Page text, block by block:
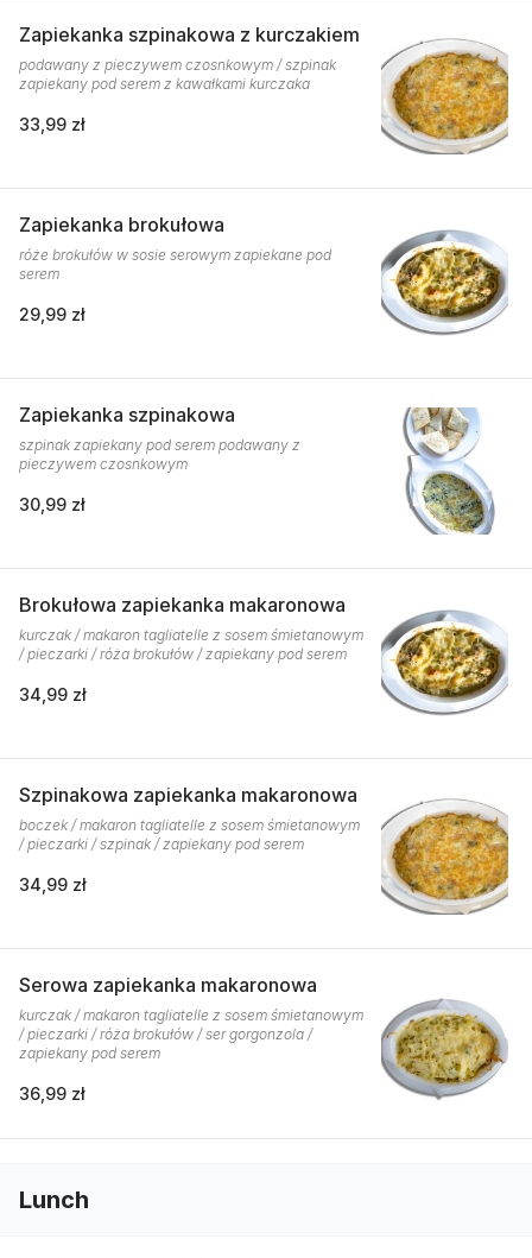
Zapiekanka szpinakowa z kurczakiem
podawany z pieczywem czosnkowym / szpinak
zapiekany pod serem z kawałkami kurczaka
33,99 zł
Zapiekanka brokułowa
róże brokułów w sosie serowym zapiekane pod
serem
29,99 zł
Zapiekanka szpinakowa
szpinak zapiekany pod serem podawany z
pieczywem czosnkowym
30,99 zł
Brokułowa zapiekanka makaronowa
kurczak / makaron tagliatelle z sosem śmietanowym
/ pieczarki / róża brokułów / zapiekany pod serem
34,99 zł
Szpinakowa zapiekanka makaronowa
boczek / makaron tagliatelle z sosem śmietanowym
/ pieczarki / szpinak / zapiekany pod serem
34,99 zł
Serowa zapiekanka makaronowa
kurczak / makaron tagliatelle z sosem śmietanowym
/ pieczarki / róża brokułów / ser gorgonzola /
zapiekany pod serem
36,99 zł
Lunch